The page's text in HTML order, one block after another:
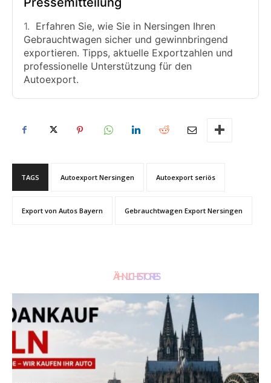
Erfahren Sie, wie Sie in Nersingen Ihren
Gebrauchtwagen sicher und gewinnbringend
exportieren. Tipps, aktuelle Exportzahlen und
professionelle Unterstützung für den
Autoexport.
TAGS Autoexport Nersingen Autoexport seriös
Export von Autos Bayern Gebrauchtwagen Export Nersingen
ÄHNLICHE STORIES